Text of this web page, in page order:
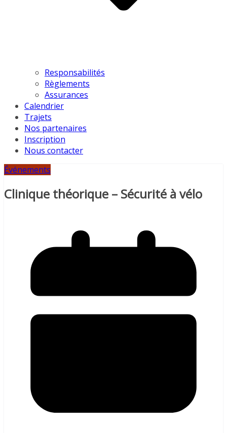
Responsabilités
Règlements
Assurances
Calendrier
Trajets
Nos partenaires
Inscription
Nous contacter
Événements
Clinique théorique – Sécurité à vélo